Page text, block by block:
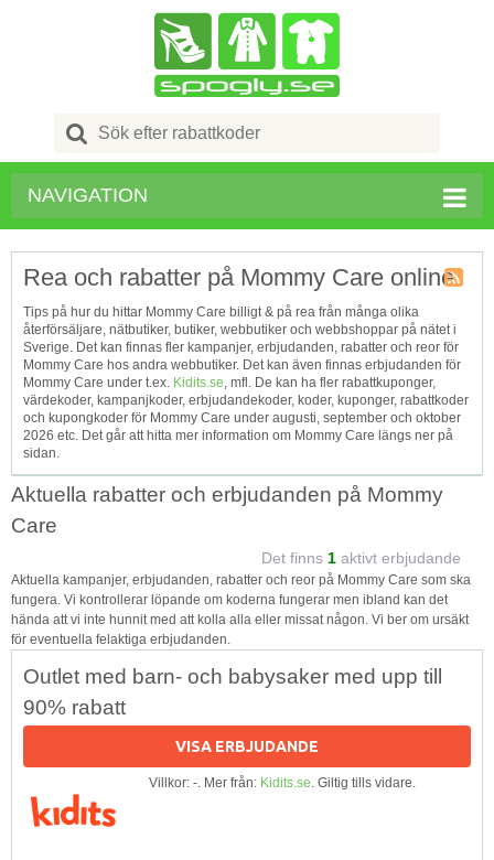
Search
for:
NAVIGATION
Tagg
RSS
Rea och rabatter på Mommy Care online
Tips på hur du hittar Mommy Care billigt & på rea från många olika
återförsäljare, nätbutiker, butiker, webbutiker och webbshoppar på nätet i
Sverige. Det kan finnas fler kampanjer, erbjudanden, rabatter och reor för
Mommy Care hos andra webbutiker. Det kan även finnas erbjudanden för
Mommy Care under t.ex. Kidits.se, mfl. De kan ha fler rabattkuponger,
värdekoder, kampanjkoder, erbjudandekoder, koder, kuponger, rabattkoder
och kupongkoder för Mommy Care under augusti, september och oktober
2026 etc. Det går att hitta mer information om Mommy Care längs ner på
sidan.
Aktuella rabatter och erbjudanden på Mommy
Care
Det finns 1 aktivt erbjudande
Aktuella kampanjer, erbjudanden, rabatter och reor på Mommy Care som ska
fungera. Vi kontrollerar löpande om koderna fungerar men ibland kan det
hända att vi inte hunnit med att kolla alla eller missat någon. Vi ber om ursäkt
för eventuella felaktiga erbjudanden.
Outlet med barn- och babysaker med upp till
90% rabatt
VISA ERBJUDANDE
Villkor: -. Mer från: Kidits.se. Giltig tills vidare.